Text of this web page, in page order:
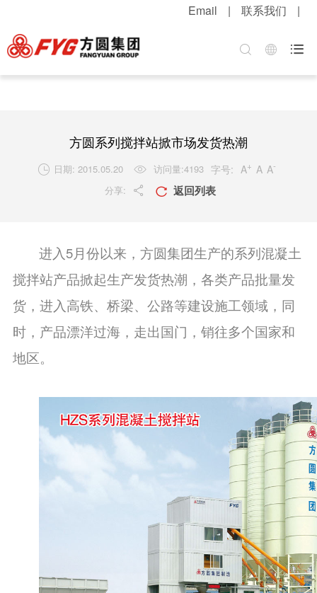
|
联系我们
|
Email

集团介绍
技术实力
公司新闻
视频新闻
混凝土机械
桩工机械
客户服务
网上订购
行业知识
解决方案
职位招聘
人才战略
方圆系列搅拌站掀市场发货热潮
 日期: 2015.05.20  访问量:4193 字号: A+ A A-
分享:   返回列表
进入5月份以来，方圆集团生产的系列混凝土
搅拌站产品掀起生产发货热潮，各类产品批量发
货，进入高铁、桥梁、公路等建设施工领域，同
时，产品漂洋过海，走出国门，销往多个国家和
地区。